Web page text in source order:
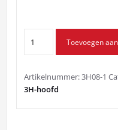
en
aantal
Toevoegen
Artikelnummer:3H08-1
3H-hoofd